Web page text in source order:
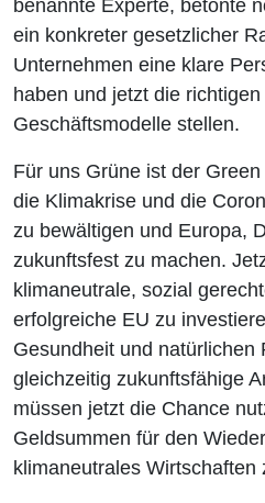
benannte Experte, betonte
ein konkreter gesetzlicher
Unternehmen eine klare
haben und jetzt die
Geschäftsmodelle stellen.
Für uns Grüne ist der
die Klimakrise und die
zu bewältigen und Europa,
zukunftsfest zu machen.
klimaneutrale, sozial
erfolgreiche EU zu
Gesundheit und natürlichen
gleichzeitig zukunftsfähige
müssen jetzt die Chance
Geldsummen für den
klimaneutrales Wirtschaften